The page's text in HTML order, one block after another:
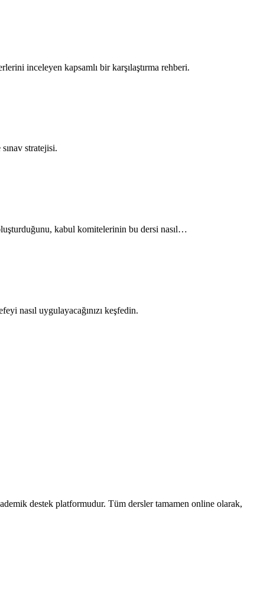
inceleyen kapsamlı bir karşılaştırma rehberi.
stratejisi.
kabul komitelerinin bu dersi nasıl…
nasıl uygulayacağınızı keşfedin.
destek platformudur. Tüm dersler tamamen online olarak,